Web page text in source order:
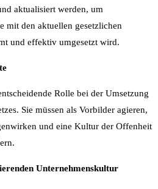
aktualisiert werden, um
mit den aktuellen gesetzlichen
und effektiv umgesetzt wird.
Rolle bei der Umsetzung
Sie müssen als Vorbilder agieren,
und eine Kultur der Offenheit
Unternehmenskultur